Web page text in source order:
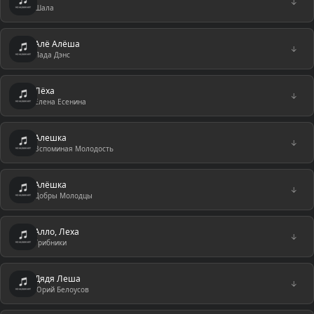
Шала
Алё Алёша
Лада Дэнс
↓
Лёха
Елена Есенина
↓
Алешка
Вспоминая Молодость
↓
Алёшка
Добры Молодцы
↓
Алло, Леха
Грибники
↓
Дядя Леша
Юрий Белоусов
↓